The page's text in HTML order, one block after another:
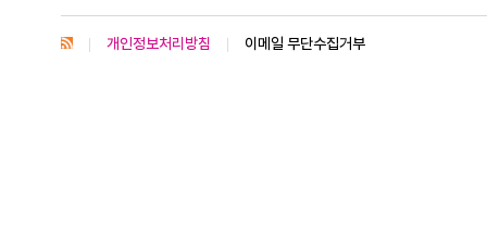
개인정보처리방침 이메일 무단수집거부